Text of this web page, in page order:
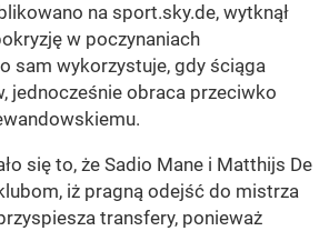
na sport.sky.de, wytknął
w poczynaniach
sam wykorzystuje, gdy ściąga
jednocześnie obraca przeciwko
się to, że Sadio Mane i Matthijs De
iż pragną odejść do mistrza
transfery, ponieważ